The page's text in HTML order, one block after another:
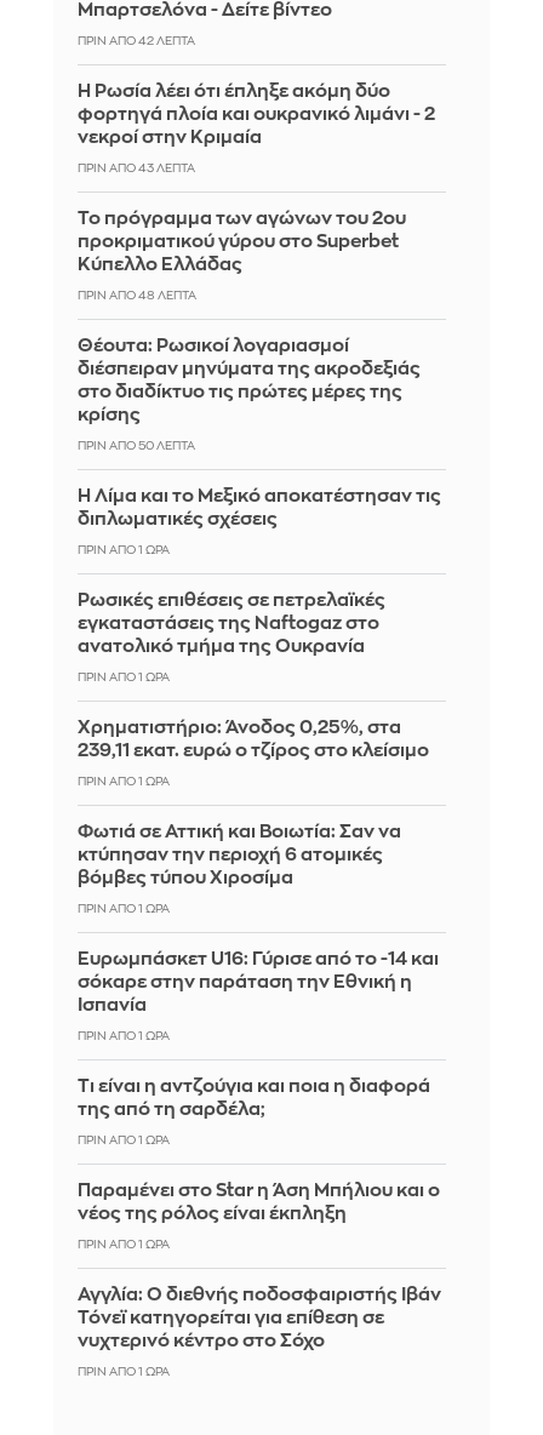
Μπαρτσελόνα - Δείτε βίντεο
ΠΡΙΝ ΑΠΌ 42 ΛΕΠΤΆ
Η Ρωσία λέει ότι έπληξε ακόμη δύο
φορτηγά πλοία και ουκρανικό λιμάνι - 2
νεκροί στην Κριμαία
ΠΡΙΝ ΑΠΌ 43 ΛΕΠΤΆ
Το πρόγραμμα των αγώνων του 2ου
προκριματικού γύρου στο Superbet
Κύπελλο Ελλάδας
ΠΡΙΝ ΑΠΌ 48 ΛΕΠΤΆ
Θέουτα: Ρωσικοί λογαριασμοί
διέσπειραν μηνύματα της ακροδεξιάς
στο διαδίκτυο τις πρώτες μέρες της
κρίσης
ΠΡΙΝ ΑΠΌ 50 ΛΕΠΤΆ
Η Λίμα και το Μεξικό αποκατέστησαν τις
διπλωματικές σχέσεις
ΠΡΙΝ ΑΠΌ 1 ΏΡΑ
Ρωσικές επιθέσεις σε πετρελαϊκές
εγκαταστάσεις της Naftogaz στο
ανατολικό τμήμα της Ουκρανία
ΠΡΙΝ ΑΠΌ 1 ΏΡΑ
Χρηματιστήριο: Άνοδος 0,25%, στα
239,11 εκατ. ευρώ ο τζίρος στο κλείσιμο
ΠΡΙΝ ΑΠΌ 1 ΏΡΑ
Φωτιά σε Αττική και Βοιωτία: Σαν να
κτύπησαν την περιοχή 6 ατομικές
βόμβες τύπου Χιροσίμα
ΠΡΙΝ ΑΠΌ 1 ΏΡΑ
Ευρωμπάσκετ U16: Γύρισε από το -14 και
σόκαρε στην παράταση την Εθνική η
Ισπανία
ΠΡΙΝ ΑΠΌ 1 ΏΡΑ
Τι είναι η αντζούγια και ποια η διαφορά
της από τη σαρδέλα;
ΠΡΙΝ ΑΠΌ 1 ΏΡΑ
Παραμένει στο Star η Άση Μπήλιου και ο
νέος της ρόλος είναι έκπληξη
ΠΡΙΝ ΑΠΌ 1 ΏΡΑ
Αγγλία: Ο διεθνής ποδοσφαιριστής Ιβάν
Τόνεϊ κατηγορείται για επίθεση σε
νυχτερινό κέντρο στο Σόχο
ΠΡΙΝ ΑΠΌ 1 ΏΡΑ